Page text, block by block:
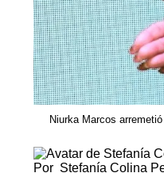
Niurka Marcos
Por Stefanía Colina